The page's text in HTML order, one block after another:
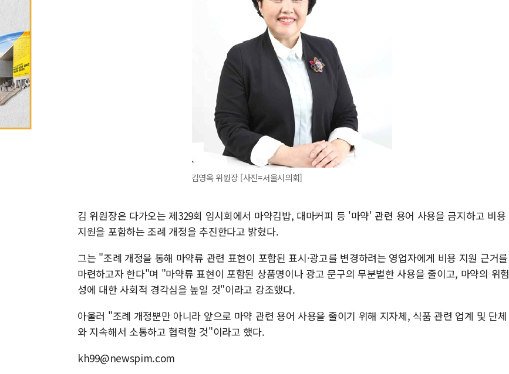
김영옥 위원장 [사진=서울시의회]
김 위원장은 다가오는 제329회 임시회에서 마약김밥, 대마커피 등 '마약' 관련 용어 사용을 금지하고 비용
지원을 포함하는 조례 개정을 추진한다고 밝혔다.
그는 "조례 개정을 통해 마약류 관련 표현이 포함된 표시·광고를 변경하려는 영업자에게 비용 지원 근거를
마련하고자 한다"며 "마약류 표현이 포함된 상품명이나 광고 문구의 무분별한 사용을 줄이고, 마약의 위험
성에 대한 사회적 경각심을 높일 것"이라고 강조했다.
아울러 "조례 개정뿐만 아니라 앞으로 마약 관련 용어 사용을 줄이기 위해 지자체, 식품 관련 업계 및 단체
와 지속해서 소통하고 협력할 것"이라고 했다.
kh99@newspim.com